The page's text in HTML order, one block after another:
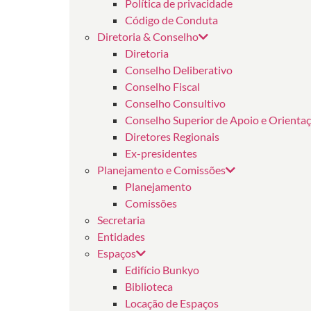
Política de privacidade
Código de Conduta
Diretoria & Conselho
Diretoria
Conselho Deliberativo
Conselho Fiscal
Conselho Consultivo
Conselho Superior de Apoio e
Diretores Regionais
Ex-presidentes
Planejamento e Comissões
Planejamento
Comissões
Secretaria
Entidades
Espaços
Edifício Bunkyo
Biblioteca
Locação de Espaços